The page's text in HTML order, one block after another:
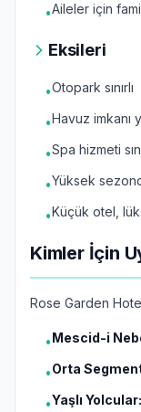
•Aileler için
Eksileri
•Otopark sınırlı
•Havuz imkanı
•Spa hizmeti
•Yüksek
•Küçük otel,
Kimler İçin
Rose Garden
•Mescid-i
•Orta
•Yaşlı Yolcular: